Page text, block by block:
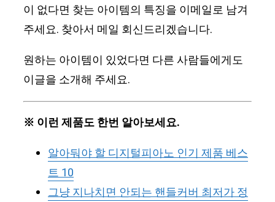
이 없다면 찾는 아이템의 특징을 이메일로 남겨
주세요. 찾아서 메일 회신드리겠습니다.
원하는 아이템이 있었다면 다른 사람들에게도
이글을 소개해 주세요.
※ 이런 제품도 한번 알아보세요.
알아둬야 할 디지털피아노 인기 제품 베스
트 10
그냥 지나치면 안되는 핸들커버 최저가 정